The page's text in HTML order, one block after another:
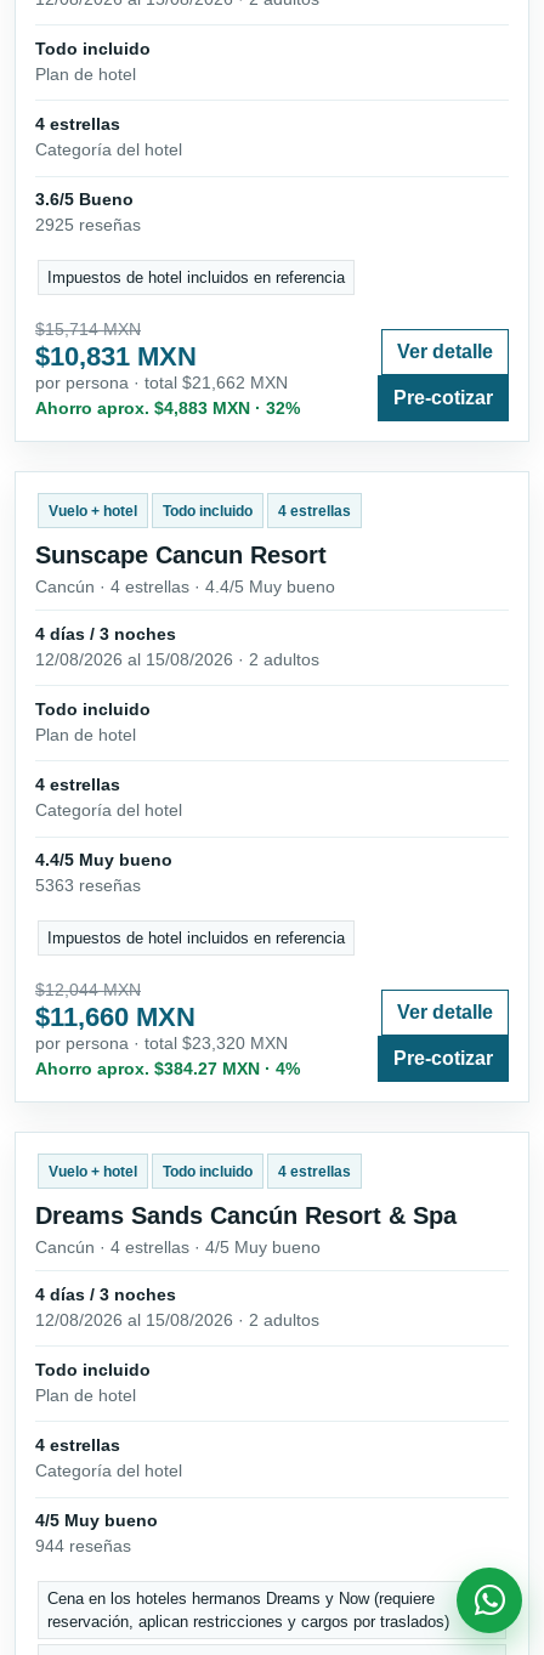
Todo incluido
Plan de hotel
4 estrellas
Categoría del hotel
3.6/5 Bueno
2925 reseñas
Impuestos de hotel incluidos en referencia
$15,714 MXN
$10,831 MXN
por persona · total $21,662 MXN
Ahorro aprox. $4,883 MXN · 32%
Ver detalle
Pre-cotizar
Vuelo + hotel Todo incluido 4 estrellas
Sunscape Cancun Resort
Cancún · 4 estrellas · 4.4/5 Muy bueno
4 días / 3 noches
12/08/2026 al 15/08/2026 · 2 adultos
Todo incluido
Plan de hotel
4 estrellas
Categoría del hotel
4.4/5 Muy bueno
5363 reseñas
Impuestos de hotel incluidos en referencia
$12,044 MXN
$11,660 MXN
por persona · total $23,320 MXN
Ahorro aprox. $384.27 MXN · 4%
Ver detalle
Pre-cotizar
Vuelo + hotel Todo incluido 4 estrellas
Dreams Sands Cancún Resort & Spa
Cancún · 4 estrellas · 4/5 Muy bueno
4 días / 3 noches
12/08/2026 al 15/08/2026 · 2 adultos
Todo incluido
Plan de hotel
4 estrellas
Categoría del hotel
4/5 Muy bueno
944 reseñas
Cena en los hoteles hermanos Dreams y Now (requiere
reservación, aplican restricciones y cargos por traslados)